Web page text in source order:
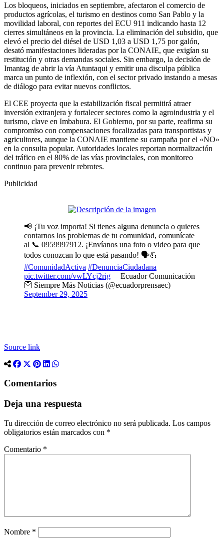
Los bloqueos, iniciados en septiembre, afectaron el comercio de
productos agrícolas, el turismo en destinos como San Pablo y la
movilidad laboral, con reportes del ECU 911 indicando hasta 12
cierres simultáneos en la provincia. La eliminación del subsidio, que
elevó el precio del diésel de USD 1,03 a USD 1,75 por galón,
desató manifestaciones lideradas por la CONAIE, que exigían su
restitución y otras demandas sociales. Sin embargo, la decisión de
Imantag de abrir la vía Atuntaqui y emitir una disculpa pública
marca un punto de inflexión, con el sector privado instando a mesas
de diálogo para evitar nuevos conflictos.
El CEE proyecta que la estabilización fiscal permitirá atraer
inversión extranjera y fortalecer sectores como la agroindustria y el
turismo, clave en Imbabura. El Gobierno, por su parte, reafirma su
compromiso con compensaciones focalizadas para transportistas y
agricultores, aunque la CONAIE mantiene su campaña por el «NO»
en la consulta popular. Autoridades locales reportan normalización
del tráfico en el 80% de las vías provinciales, con monitoreo
continuo para prevenir rebrotes.
Publicidad
📢 ¡Tu voz importa! Si tienes alguna denuncia o quieres
contarnos los problemas de tu comunidad, comunícate
al 📞 0959997912. ¡Envíanos una foto o video para que
todos conozcan lo que está pasando! 🗣️💪
#ComunidadActiva #DenunciaCiudadana
pic.twitter.com/vwLYcj2rig— Ecuador Comunicación
🛜 Siempre Más Noticias (@ecuadorprensaec)
September 29, 2025
Source link
Comentarios
Deja una respuesta
Tu dirección de correo electrónico no será publicada. Los campos
obligatorios están marcados con *
Comentario *
Nombre *